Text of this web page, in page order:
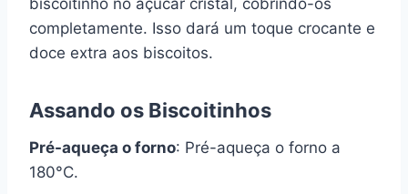
biscoitinho no açúcar cristal, cobrindo-os
completamente. Isso dará um toque crocante e
doce extra aos biscoitos.
Assando os Biscoitinhos
Pré-aqueça o forno: Pré-aqueça o forno a
180°C.